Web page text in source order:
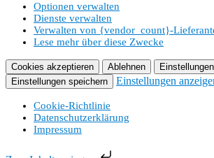
Optionen verwalten
Dienste verwalten
Verwalten von {vendor_count}-
Lese mehr über diese Zwecke
Cookies akzeptieren Ablehnen
Einstellungen speichern
Einstellungen
Cookie-Richtlinie
Datenschutzerklärung
Impressum